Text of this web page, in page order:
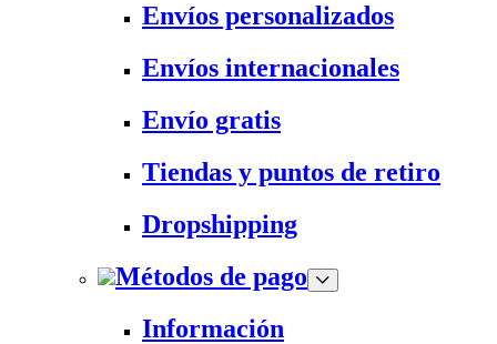
Envíos personalizados
Envíos internacionales
Envío gratis
Tiendas y puntos de retiro
Dropshipping
Métodos de pago
Información